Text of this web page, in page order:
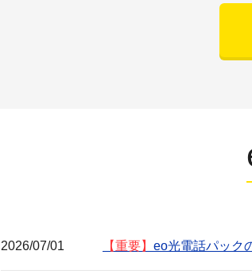
2026/07/01 【重要】 eo光電話パック